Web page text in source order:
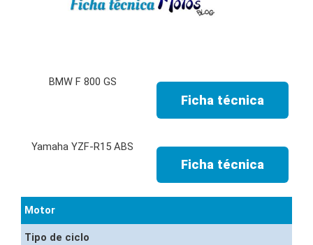
Ficha técnica
Ficha técnica
Motor
Tipo de ciclo